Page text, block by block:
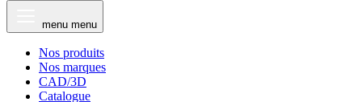
menu menu
Nos produits
Nos marques
CAD/3D
Catalogue